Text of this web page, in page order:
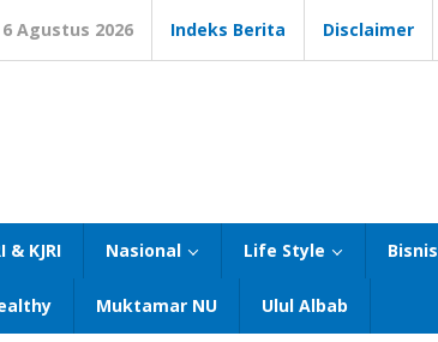
6 Agustus 2026 Indeks Berita Disclaimer
& KJRI Nasional Life Style Bisnis
Muktamar NU Ulul Albab